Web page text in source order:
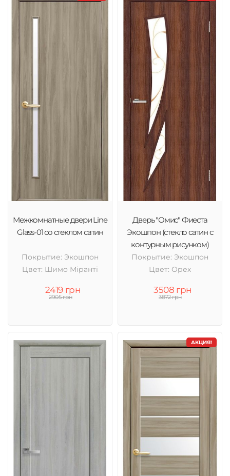
Межкомнатные двери Line
Glass-01 со стеклом сатин
Покрытие: Экошпон
Цвет: Шимо Міранті
2419 грн
2905 грн
Дверь "Омис" Фиеста
Экошпон (стекло сатин с
контурным рисунком)
Покрытие: Экошпон
Цвет: Орех
3508 грн
3872 грн
АКЦИЯ!